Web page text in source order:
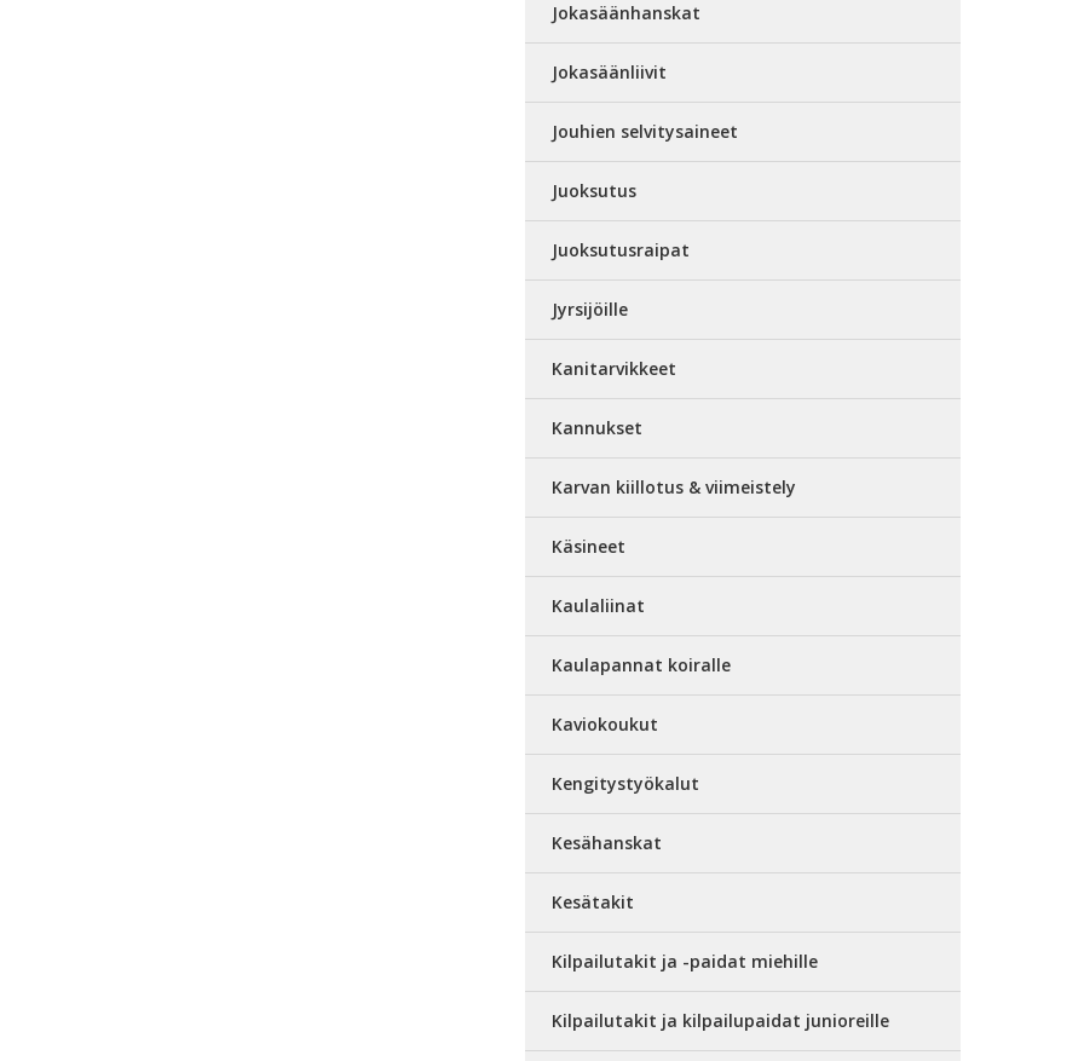
Jokasäänhanskat
Jokasäänliivit
Jouhien selvitysaineet
Juoksutus
Juoksutusraipat
Jyrsijöille
Kanitarvikkeet
Kannukset
Karvan kiillotus & viimeistely
Käsineet
Kaulaliinat
Kaulapannat koiralle
Kaviokoukut
Kengitystyökalut
Kesähanskat
Kesätakit
Kilpailutakit ja -paidat miehille
Kilpailutakit ja kilpailupaidat junioreille